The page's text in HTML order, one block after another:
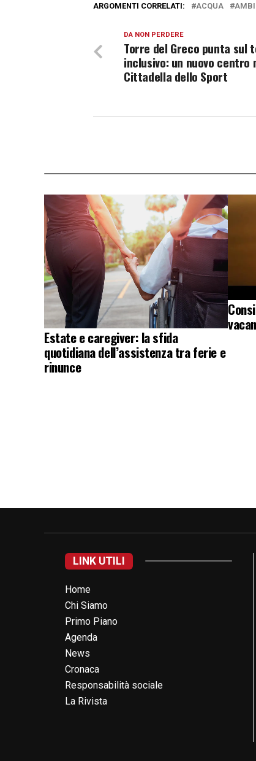
ARGOMENTI CORRELATI: ACQUA
DA NON PERDERE
Torre del Greco punta sul
inclusivo: un nuovo centro
Cittadella dello Sport
Estate e caregiver: la sfida
quotidiana dell’assistenza tra ferie e
rinunce
LINK UTILI
Home
Chi Siamo
Primo Piano
Agenda
News
Cronaca
Responsabilità sociale
La Rivista